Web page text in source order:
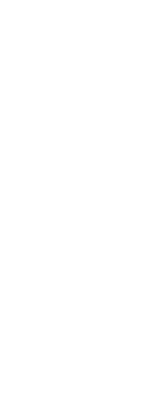
auf Grund
§ 8a BImSchG
nach
von der